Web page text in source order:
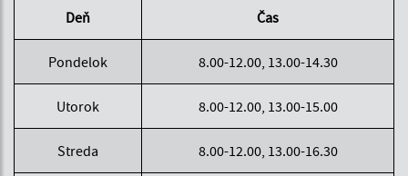
Deň Čas
Pondelok 8.00-12.00, 13.00-14.30
Utorok 8.00-12.00, 13.00-15.00
Streda 8.00-12.00, 13.00-16.30